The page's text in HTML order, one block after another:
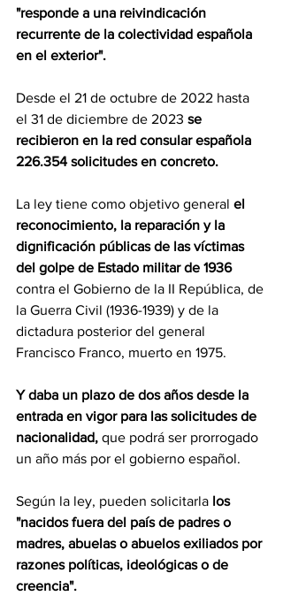
"responde a una reivindicación
recurrente de la colectividad española
en el exterior".
Desde el 21 de octubre de 2022 hasta
el 31 de diciembre de 2023 se
recibieron en la red consular española
226.354 solicitudes en concreto.
La ley tiene como objetivo general el
reconocimiento, la reparación y la
dignificación públicas de las víctimas
del golpe de Estado militar de 1936
contra el Gobierno de la II República, de
la Guerra Civil (1936-1939) y de la
dictadura posterior del general
Francisco Franco, muerto en 1975.
Y daba un plazo de dos años desde la
entrada en vigor para las solicitudes de
nacionalidad, que podrá ser prorrogado
un año más por el gobierno español.
Según la ley, pueden solicitarla los
"nacidos fuera del país de padres o
madres, abuelas o abuelos exiliados por
razones políticas, ideológicas o de
creencia".